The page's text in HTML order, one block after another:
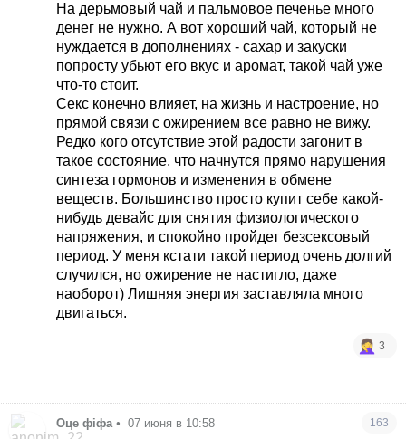
На дерьмовый чай и пальмовое печенье много
денег не нужно. А вот хороший чай, который не
нуждается в дополнениях - сахар и закуски
попросту убьют его вкус и аромат, такой чай уже
что-то стоит.
Секс конечно влияет, на жизнь и настроение, но
прямой связи с ожирением все равно не вижу.
Редко кого отсутствие этой радости загонит в
такое состояние, что начнутся прямо нарушения
синтеза гормонов и изменения в обмене
веществ. Большинство просто купит себе какой-
нибудь девайс для снятия физиологического
напряжения, и спокойно пройдет безсексовый
период. У меня кстати такой период очень долгий
случился, но ожирение не настигло, даже
наоборот) Лишняя энергия заставляла много
двигаться.
3
Оце фіфа • 07 июня в 10:58 163